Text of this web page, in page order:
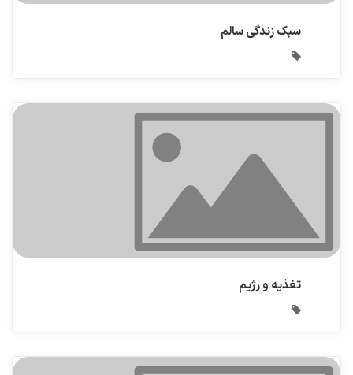
سبک زندگی سالم
تغذیه و رژیم